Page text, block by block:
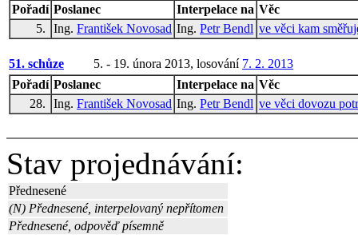
Pořadí Poslanec Interpelace na Věc
5.
Ing. František Novosad Ing. Petr Bendl ve věci kam
51. schůze 5. - 19. února 2013, losování 7. 2. 2013
Pořadí Poslanec Interpelace na Věc
28.
Ing. František Novosad Ing. Petr Bendl ve věci dovozu
Stav projednávání:
Přednesené
(N) Přednesené, interpelovaný nepřítomen
Přednesené, odpověď písemně